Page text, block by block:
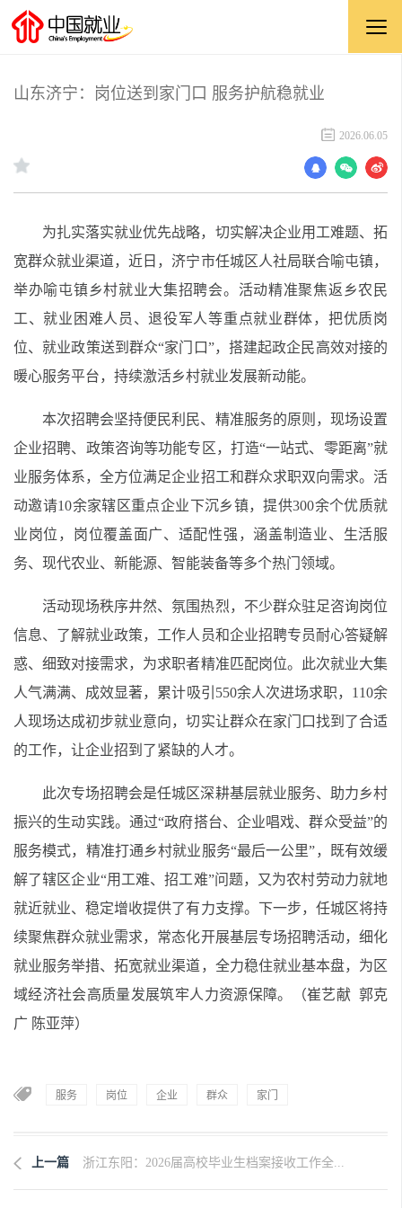
山东济宁：岗位送到家门口 服务护航稳就业
2026.06.05
为扎实落实就业优先战略，切实解决企业用工难题、拓
宽群众就业渠道，近日，济宁市任城区人社局联合喻屯镇，
举办喻屯镇乡村就业大集招聘会。活动精准聚焦返乡农民
工、就业困难人员、退役军人等重点就业群体，把优质岗
位、就业政策送到群众“家门口”，搭建起政企民高效对接的
暖心服务平台，持续激活乡村就业发展新动能。
本次招聘会坚持便民利民、精准服务的原则，现场设置
企业招聘、政策咨询等功能专区，打造“一站式、零距离”就
业服务体系，全方位满足企业招工和群众求职双向需求。活
动邀请10余家辖区重点企业下沉乡镇，提供300余个优质就
业岗位，岗位覆盖面广、适配性强，涵盖制造业、生活服
务、现代农业、新能源、智能装备等多个热门领域。
活动现场秩序井然、氛围热烈，不少群众驻足咨询岗位
信息、了解就业政策，工作人员和企业招聘专员耐心答疑解
惑、细致对接需求，为求职者精准匹配岗位。此次就业大集
人气满满、成效显著，累计吸引550余人次进场求职，110余
人现场达成初步就业意向，切实让群众在家门口找到了合适
的工作，让企业招到了紧缺的人才。
此次专场招聘会是任城区深耕基层就业服务、助力乡村
振兴的生动实践。通过“政府搭台、企业唱戏、群众受益”的
服务模式，精准打通乡村就业服务“最后一公里”，既有效缓
解了辖区企业“用工难、招工难”问题，又为农村劳动力就地
就近就业、稳定增收提供了有力支撑。下一步，任城区将持
续聚焦群众就业需求，常态化开展基层专场招聘活动，细化
就业服务举措、拓宽就业渠道，全力稳住就业基本盘，为区
域经济社会高质量发展筑牢人力资源保障。（崔艺献 郭克
广 陈亚萍）
服务 岗位 企业 群众 家门
上一篇 浙江东阳：2026届高校毕业生档案接收工作全...